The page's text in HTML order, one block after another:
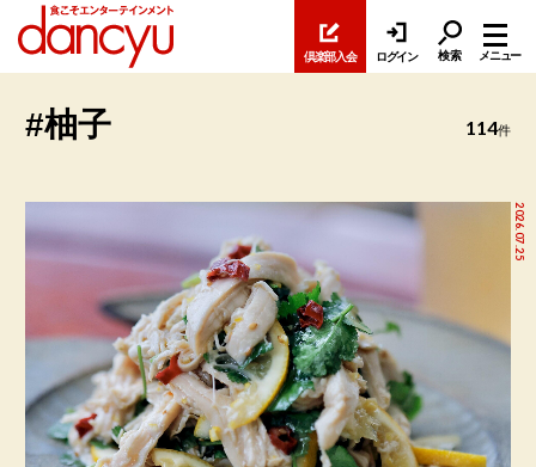
倶楽部入会 ログイン 検索 メニュー
#柚子 114件
2026.07.25